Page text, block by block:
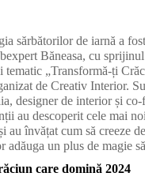
sărbătorilor de iarnă a
Băneasa, cu sprijinul
tematic „Transformă-ți
de Creativ Interior.
designer de interior și co-
au descoperit cele mai
au învățat cum să creeze
adăuga un plus de magie
care domină 2024